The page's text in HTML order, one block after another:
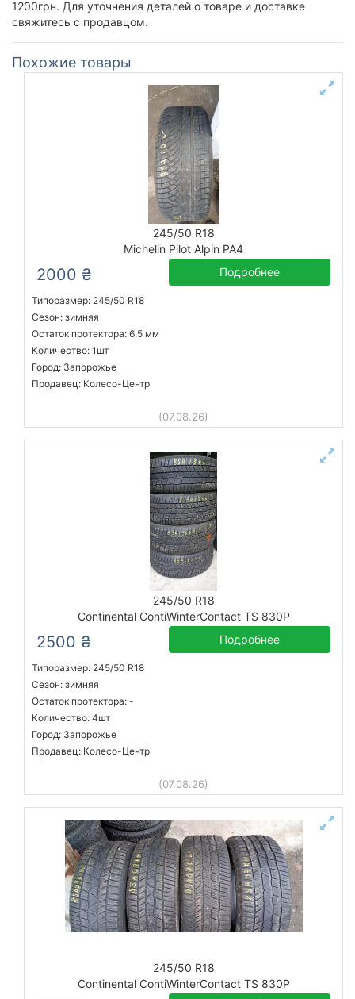
1200грн. Для уточнения деталей о товаре и доставке
свяжитесь с продавцом.
Похожие товары
245/50 R18
Michelin Pilot Alpin PA4
2000 ₴ Подробнее
Типоразмер: 245/50 R18
Сезон: зимняя
Остаток протектора: 6,5 мм
Количество: 1шт
Город: Запорожье
Продавец: Колесо-Центр
(07.08.26)
245/50 R18
Continental ContiWinterContact TS 830P
2500 ₴ Подробнее
Типоразмер: 245/50 R18
Сезон: зимняя
Остаток протектора: -
Количество: 4шт
Город: Запорожье
Продавец: Колесо-Центр
(07.08.26)
245/50 R18
Continental ContiWinterContact TS 830P